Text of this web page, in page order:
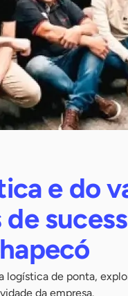
e do
logística de ponta,
da empresa.